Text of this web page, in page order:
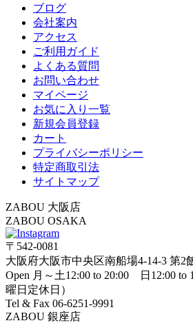
ブログ
会社案内
アクセス
ご利用ガイド
よくある質問
お問い合わせ
マイページ
お気に入り一覧
新規会員登録
カート
プライバシーポリシー
特定商取引法
サイトマップ
ZABOU 大阪店
ZABOU OSAKA
〒542-0081
大阪府大阪市中央区南船場4-14-3 第2
Open 月～土12:00 to 20:00 日12:00 to
曜日定休日）
Tel & Fax 06-6251-9991
ZABOU 銀座店